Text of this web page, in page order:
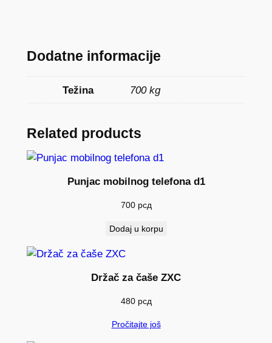
3
i
i
Dodatne informacije
Težina 700 kg
Related products
Punjac mobilnog telefona d1
700 рсд
Dodaj u korpu
Držač za čaše ZXC
480 рсд
Pročitajte još